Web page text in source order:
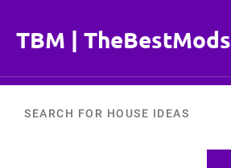
springen
TBM | TheBestMods